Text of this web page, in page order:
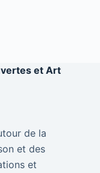
et Art
de la
et des
et